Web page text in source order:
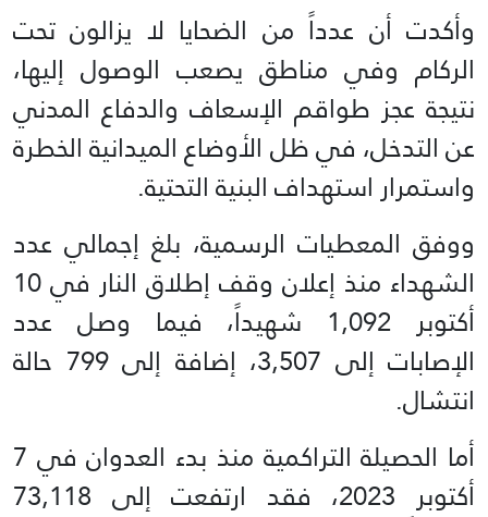
وأكدت أن عدداً من الضحايا لا يزالون تحت
الركام وفي مناطق يصعب الوصول إليها،
نتيجة عجز طواقم الإسعاف والدفاع المدني
عن التدخل، في ظل الأوضاع الميدانية الخطرة
واستمرار استهداف البنية التحتية.
ووفق المعطيات الرسمية، بلغ إجمالي عدد
الشهداء منذ إعلان وقف إطلاق النار في 10
أكتوبر 1,092 شهيداً، فيما وصل عدد
الإصابات إلى 3,507، إضافة إلى 799 حالة
انتشال.
أما الحصيلة التراكمية منذ بدء العدوان في 7
أكتوبر 2023، فقد ارتفعت إلى 73,118